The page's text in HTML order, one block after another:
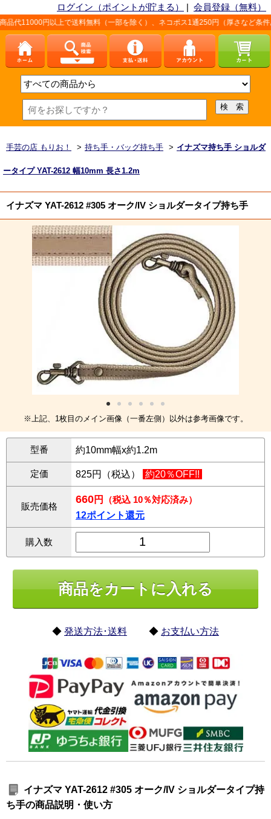
ログイン（ポイントが貯まる） | 会員登録（無料）
で送料無料（一部を除く）、ネコポス1通250円（厚さなど条件あり）。詳し
手芸の店 もりお！ > 持ち手・バッグ持ち手 > イナズマ持ち手 ショルダ
ータイプ YAT-2612 幅10mm 長さ1.2m
イナズマ YAT-2612 #305 オーク/IV ショルダータイプ持ち手
※上記、1枚目のメイン画像（一番左側）以外は参考画像です。
型番 約10mm幅x約1.2m
定価 825円（税込） 約20％OFF!!
販売価格
660円
（税込 10％対応済み）
12ポイント還元
購入数
◆ 発送方法･送料 ◆ お支払い方法
イナズマ YAT-2612 #305 オーク/IV ショルダータイプ持
ち手の商品説明・使い方